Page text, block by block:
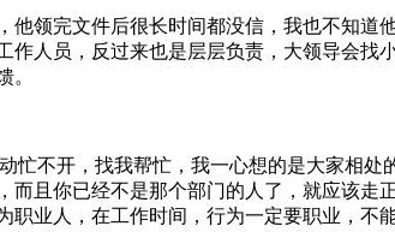
领完文件后很长时间都没信，我也不知
人员，反过来也是层层负责，大领导会
。
不开，找我帮忙，我一心想的是大家相
且你已经不是那个部门的人了，就应该
业人，在工作时间，行为一定要职业，不